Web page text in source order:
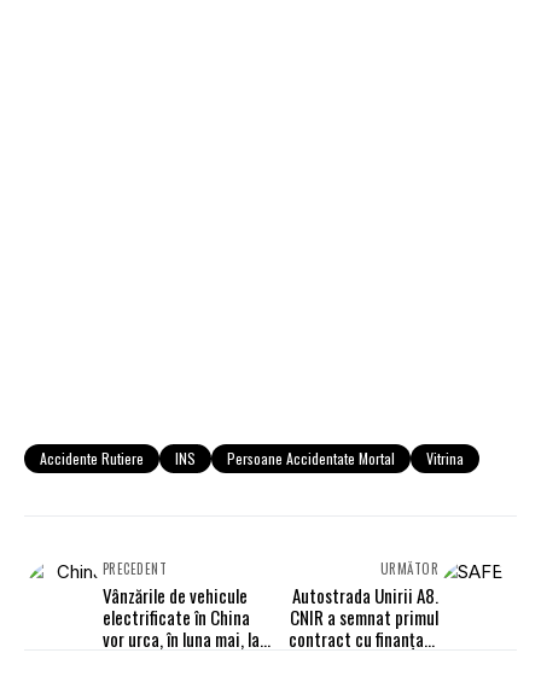
Accidente Rutiere INS Persoane Accidentate Mortal Vitrina
PRECEDENT
Vânzările de vehicule
electrificate în China
vor urca, în luna mai, la
URMĂTOR
Autostrada Unirii A8.
CNIR a semnat primul
contract cu finanțare